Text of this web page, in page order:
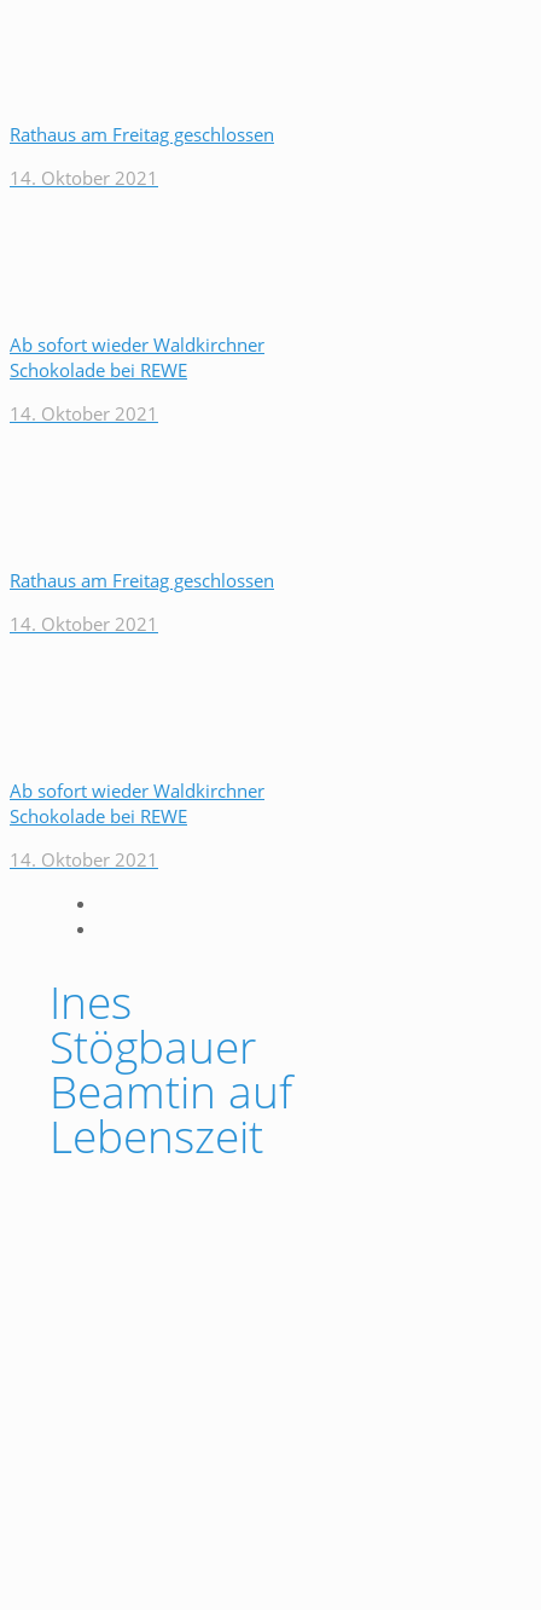
Rathaus am Freitag geschlossen
14. Oktober 2021
Ab sofort wieder Waldkirchner
Schokolade bei REWE
14. Oktober 2021
Rathaus am Freitag geschlossen
14. Oktober 2021
Ab sofort wieder Waldkirchner
Schokolade bei REWE
14. Oktober 2021
Ines
Stögbauer
Beamtin auf
Lebenszeit